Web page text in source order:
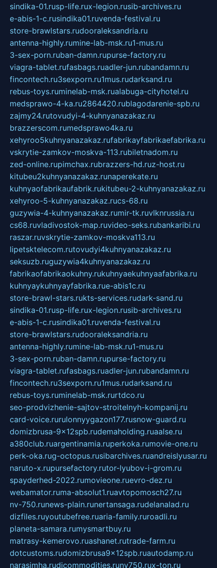
sindika-01.rusp-life.rux-legion.rusib-archives.ru
e-abis-1-c.rusindika01.ruvenda-festival.ru
store-brawlstars.rudooraleksandria.ru
antenna-highly.rumine-lab-msk.ru1-mus.ru
3-sex-porn.ruban-damn.rupurse-factory.ru
viagra-tablet.rufasbags.ruadler-jun.rubandamn.ru
fincontech.ru3sexporn.ru1mus.rudarksand.ru
rebus-toys.ruminelab-msk.rualabuga-cityhotel.ru
medsprawo-4-ka.ru2864420.rublagodarenie-spb.ru
zajmy24.rutovudyi-4-kuhnyanazakaz.ru
brazzerscom.rumedsprawo4ka.ru
xehyroo5kuhnyanazakaz.rufabrikayfabrikaefabrika.ru
vskrytie-zamkov-moskva-113.rubiletnadom.ru
zed-online.rupimchax.rubrazzers-hd.ruz-host.ru
kitubeu2kuhnyanazakaz.runaperekate.ru
kuhnyaofabrikaufabrik.rukitubeu-2-kuhnyanazakaz.ru
xehyroo-5-kuhnyanazakaz.rucs-68.ru
guzywia-4-kuhnyanazakaz.rumir-tk.ruvlknrussia.ru
cs68.ruvladivostok-map.ruvideo-seks.rubankaribi.ru
raszar.ruvskrytie-zamkov-moskva113.ru
lipetsktelecom.rutovudyi4kuhnyanazakaz.ru
seksuzb.ruguzywia4kuhnyanazakaz.ru
fabrikaofabrikaokuhny.rukuhnyaekuhnyaafabrika.ru
kuhnyaykuhnyayfabrika.rue-abis1c.ru
store-brawl-stars.rukts-services.rudark-sand.ru
sindika-01.rusp-life.rux-legion.rusib-archives.ru
e-abis-1-c.rusindika01.ruvenda-festival.ru
store-brawlstars.rudooraleksandria.ru
antenna-highly.rumine-lab-msk.ru1-mus.ru
3-sex-porn.ruban-damn.rupurse-factory.ru
viagra-tablet.rufasbags.ruadler-jun.rubandamn.ru
fincontech.ru3sexporn.ru1mus.rudarksand.ru
rebus-toys.ruminelab-msk.rurtdco.ru
seo-prodvizhenie-sajtov-stroitelnyh-kompanij.ru
card-voice.rurulonnyygazon177.rusnow-guard.ru
domizbrusa-9x12spb.rudemaholding.ruaalse.ru
a380club.ruargentinamia.ruperkoka.rumovie-one.ru
perk-oka.rug-octopus.rusibarchives.ruandreislyusar.ru
naruto-x.rupursefactory.rutor-lyubov-i-grom.ru
spayderhed-2022.rumovieone.ruevro-dez.ru
webamator.ruma-absolut1.ruavtopomosch27.ru
nv-750.runews-plain.runertansaga.rudelanalad.ru
dizfiles.ruyoutubefree.ruaria-family.ruroadli.ru
planeta-samara.rumysmartbuy.ru
matrasy-kemerovo.ruashanet.rutrade-farm.ru
dotcustoms.rudomizbrusa9x12spb.ruautodamp.ru
narasimha.rudjcommodities.runv750.rux-ton.ru